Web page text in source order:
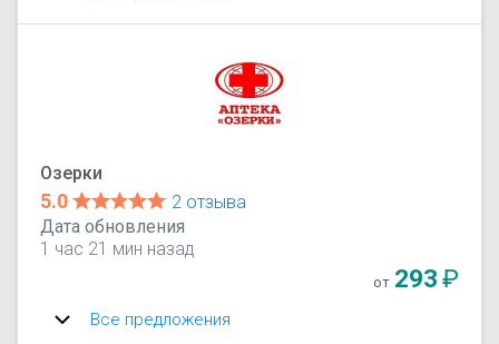
Озерки
5.0
2 отзыва
Дата обновления
1 час 21 мин назад
от 293₽
Все предложения